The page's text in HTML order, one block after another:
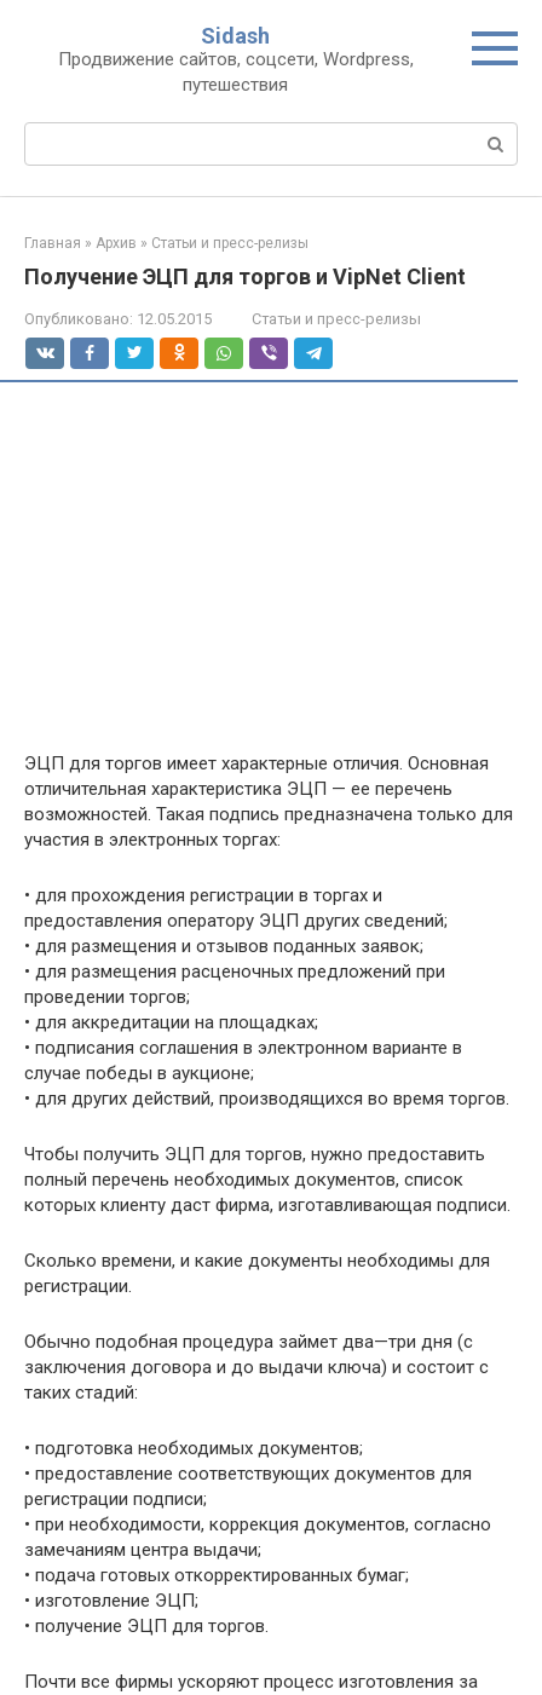
контенту
Sidash
Продвижение сайтов, соцсети, Wordpress,
путешествия
Главная » Архив » Статьи и пресс-релизы
Получение ЭЦП для торгов и VipNet Client
Опубликовано: 12.05.2015 Статьи и пресс-релизы
ЭЦП для торгов имеет характерные отличия. Основная
отличительная характеристика ЭЦП — ее перечень
возможностей. Такая подпись предназначена только для
участия в электронных торгах:
• для прохождения регистрации в торгах и
предоставления оператору ЭЦП других сведений;
• для размещения и отзывов поданных заявок;
• для размещения расценочных предложений при
проведении торгов;
• для аккредитации на площадках;
• подписания соглашения в электронном варианте в
случае победы в аукционе;
• для других действий, производящихся во время торгов.
Чтобы получить ЭЦП для торгов, нужно предоставить
полный перечень необходимых документов, список
которых клиенту даст фирма, изготавливающая подписи.
Сколько времени, и какие документы необходимы для
регистрации.
Обычно подобная процедура займет два—три дня (с
заключения договора и до выдачи ключа) и состоит с
таких стадий:
• подготовка необходимых документов;
• предоставление соответствующих документов для
регистрации подписи;
• при необходимости, коррекция документов, согласно
замечаниям центра выдачи;
• подача готовых откорректированных бумаг;
• изготовление ЭЦП;
• получение ЭЦП для торгов.
Почти все фирмы ускоряют процесс изготовления за